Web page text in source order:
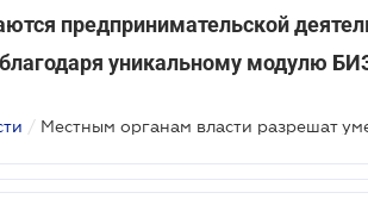
предпринимательской
благодаря уникальному модулю
/